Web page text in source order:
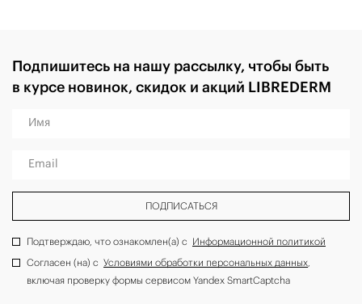
Подпишитесь на нашу рассылку, чтобы быть
в курсе новинок, скидок и акций LIBREDERM
Имя
Email
ПОДПИСАТЬСЯ
Подтверждаю, что ознакомлен(а) с Информационной политикой
Согласен (на) с Условиями обработки персональных данных,
включая проверку формы сервисом Yandex SmartCaptcha